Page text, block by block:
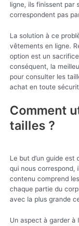
ligne, ils finissent par
correspondent pas
La solution à ce
vêtements en ligne.
option est un
conséquent, la
pour consulter les
achat en toute
Comment
tailles ?
Le but d’un guide
qui nous correspond,
contenu comprend
chaque partie du
avec la plus grande
Un aspect à garder à